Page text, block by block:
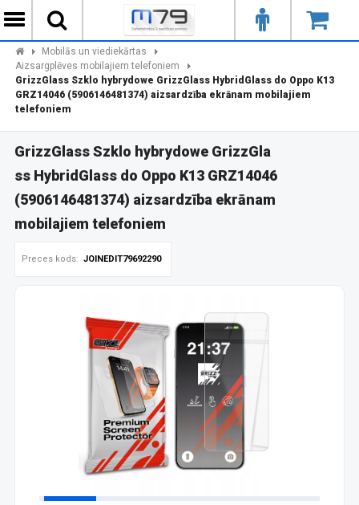
Mobilās un viediekārtas
Aizsargplēves mobilajiem telefoniem
GrizzGlass Szklo hybrydowe GrizzGlass HybridGlass do Oppo K13
GRZ14046 (5906146481374) aizsardzība ekrānam mobilajiem
telefoniem
GrizzGlass Szklo hybrydowe GrizzGla
ss HybridGlass do Oppo K13 GRZ14046
(5906146481374) aizsardzība ekrānam
mobilajiem telefoniem
Preces kods: JOINEDIT79692290